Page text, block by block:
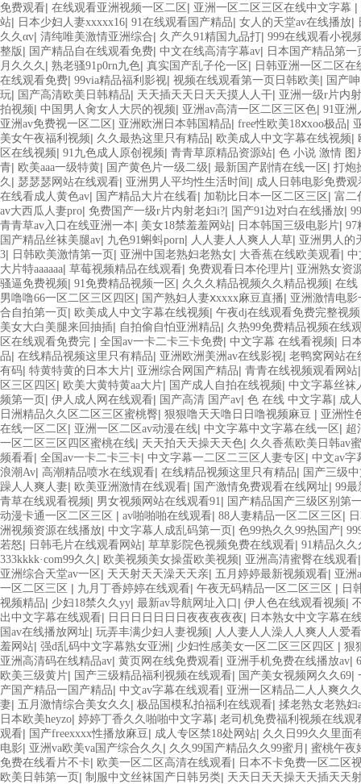
免费观看| 在线观看亚洲视频一区二区 | 亚洲一区二区三区在线中文字幕 |
站| 日本少妇人妻xxxxx16| 91在线观看国产精品| 女人的天堂av在线播放|
久久αv| 清纯唯美激情亚洲综合| 久产久91精国九品打| 999在线观看小视
整版 | 国产精品自在线观看免费| 中文在线高清字幕av| 日本国产精品第一
月久久久 | 熟老骚91p0rn九色| 真实国产乱子伦一区 | 日韩亚洲一区二区在
在线观看免费| 99via精品福利影视| 视频在线观看第一页日韩欧美| 国产
玩| 国产高清欧美日韩精品| 天天插天天日天天摸人人干| 亚洲一级r片内
拍视频| 中国男人肏女人大屄的视频| 亚洲av高清一区二区三区色| 91亚洲
亚洲av免费视一区二区 | 亚洲欧洲日本韩国精品| free性欧美18ⅹxoo极品|
美女午夜福利视频| 久久最热这里只有精品| 欧美成人中文字幕在线视频|
区在线视频| 91九色成人原创视频| 青青草原精品资源站| 色 小说 激情 图
青| 欧美aaa一级特黄| 国产黄色片一级二级| 最新国产剧情在线一区 | 打炮
久 | 瑟瑟瑟网站在线观看| 亚洲男人平均性生活时间 | 成人日韩电影免费观
在线看成人黄色av| 国产精品大片在线看| 加勒比日本一区二区三区 | 富二
av大西瓜人妻pro| 免费国产一级r片内射老妇i?| 国产91边对白在线播放|
青青草av入口在线亚洲一本| 美女18禁羞羞网站| 日本韩国三级电影片| 97
国产精品丝袜美腿av| 九色91蝌蚪porn| 人人妻人人爽人人草| 亚洲男人的
3| 日韩欧美激情第一页 | 亚洲中国老熟妇老熟女| 大香蕉在线欧美观看| 中
大片特aaaaaa| 草莓视频精品在线观看| 免费观看日本伦理片| 亚洲熟女资
骚逼免费视频| 91免费精品视频一区 | 久久久精品视频久久精品视频| 在线
男噜噜66一区二区三区四区 | 国产熟妇人妻ⅹxxxx麻豆直播| 亚洲激情电影
合自拍第一页 | 欧美成人中文字幕在线视频| 午夜dj在线观看免费完整视频
美女大白美腿来回抽插| 自拍偷自怕亚洲精品| 久热99免费精品视频在线
区在线观看免费完 | 全国av一卡二卡三卡免费| 中文字幕 在线看视频| 日
品| 在线精品视频这里只有精品| 亚洲欧洲美洲av在线影视| 老鸭窝网站在
有码| 特黄特黄的日本大片| 亚洲综合网国产精品| 青青在线视频观看网站
区三区四区 | 欧美大黄特黄aa大片| 国产成人自拍在线视频| 中文字幕丝袜
频第一页 | 伊人成人网在线观看| 国产高清 国产av| 色 在线 中文字幕| 成
日洲精品久久区二区三区蜜桃臀| 狠狠噜天天噜日日噜视频麻豆 | 亚洲性
在线一区二区 | 亚洲一区二区av动漫在线| 中文字幕中文字幕在线一区 | 超
一区二区三区四区蜜桃在线| 天天拍天天操天天色| 久久香蕉欧美日韩av
频看看| 全国av一卡二卡三卡| 中文字幕一二区二三区人妻专区 | 中文av字
浪潮Av| 高潮精品喷水在线观看| 在线精品视频这里只有精品| 国产三级
躁人人爽人妻| 欧美亚洲激情在线观看| 国产激情免费观看在线网址| 99
青草在线观看视频| 男女视频网站在线观看91| 国产精品国产三级区别第
动漫卡通一区二区三区 | av啪啪啪在线观看| 88人妻精品一区二区三区 |
洲视频资源在线播放| 中文字幕人成乱码第一页 | 色99热久久99热国产|
若怒| 日韩毛片在线观看网站| 草草影院色视频免费在线观看| 91精品久
333kkkk·com99久久 | 欧美视频美女操蛋欧美视频| 亚洲高清蜜臀在线观看
亚洲综合天堂av一区 | 天天射天天澡天天亲| 五月婷婷最新视频观看| 亚洲
一区二区三区 | 九月丁香婷婷在线观看| 午夜无码精品一区二区三区 | 日
视频精品| 少妇18禁久久yy| 最新av导航网址入口 | 伊人色在线观看视频|
出中文字幕在线观看| 日日日日日日日夜夜夜夜夜| 日本熟女中文字幕在
国av在线播放网址| 玩弄丰满少妇人妻视频| 人人妻人人澡人人爽人人爱看
羞网站| 强d乱码中文字幕熟女亚洲 | 少妇性感美女一区二区三区四区 | 狠
亚洲高清码在线精品av| 黄页网在线免费观看| 亚洲手机免费在线播放av|
欧美三级黄片| 国产三级精品福利视频在线观看| 国产美女视频网久久69|
产国产精品一国产精品| 中文av字幕在线观看| 亚洲一区精品二人人爽久久
妻| 五月激情综合美女久久 | 极品国模私拍福利在线观看| 揉老熟女老熟妇
日本欧美heyzo| 婷婷丁香久久啪啪中文字幕| 老司机免费福利视频在线观
观看| 国产freexxxx性播放麻豆| 成人专区禁18处网站| 久久日99久久里面
电影| 亚洲va欧美va国产综合久久 | 久久99国产精品久久99蜜月 | 蜜桃午夜
免费在线看片不卡| 欧美一区二区高清在线观看| 日本不卡免费一区二区
欧美日韩第一页 | 制服中文丝袜国产日韩另类| 天天日天天操天天插天天